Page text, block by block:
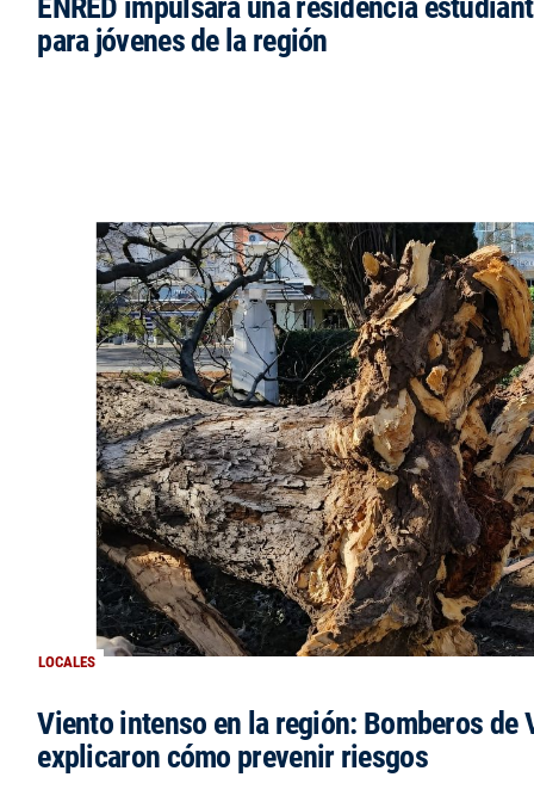
para jóvenes de la región
LOCALES
Viento intenso en la región: Bomberos de
explicaron cómo prevenir riesgos